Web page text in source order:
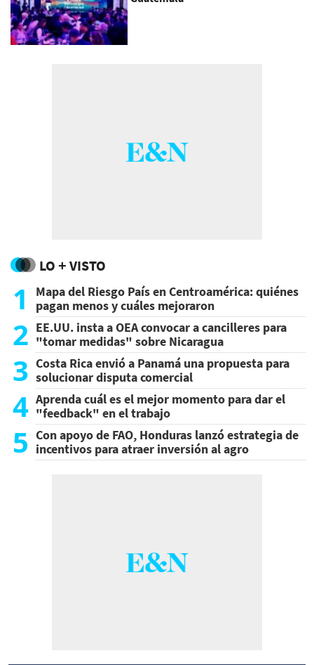
LO + VISTO
1
Mapa del Riesgo País en Centroamérica: quiénes
pagan menos y cuáles mejoraron
2 EE.UU. insta a OEA convocar a cancilleres para
"tomar medidas" sobre Nicaragua
3 Costa Rica envió a Panamá una propuesta para
solucionar disputa comercial
4 Aprenda cuál es el mejor momento para dar el
"feedback" en el trabajo
5 Con apoyo de FAO, Honduras lanzó estrategia de
incentivos para atraer inversión al agro